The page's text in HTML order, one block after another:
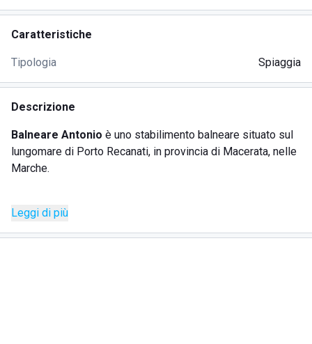
Caratteristiche
Tipologia Spiaggia
Descrizione
Balneare Antonio è uno stabilimento balneare situato sul
lungomare di Porto Recanati, in provincia di Macerata, nelle
Marche.
pensieri: una
sdraide, con servizi ideali per qualsiasi tipo di ospite.
Leggi di più